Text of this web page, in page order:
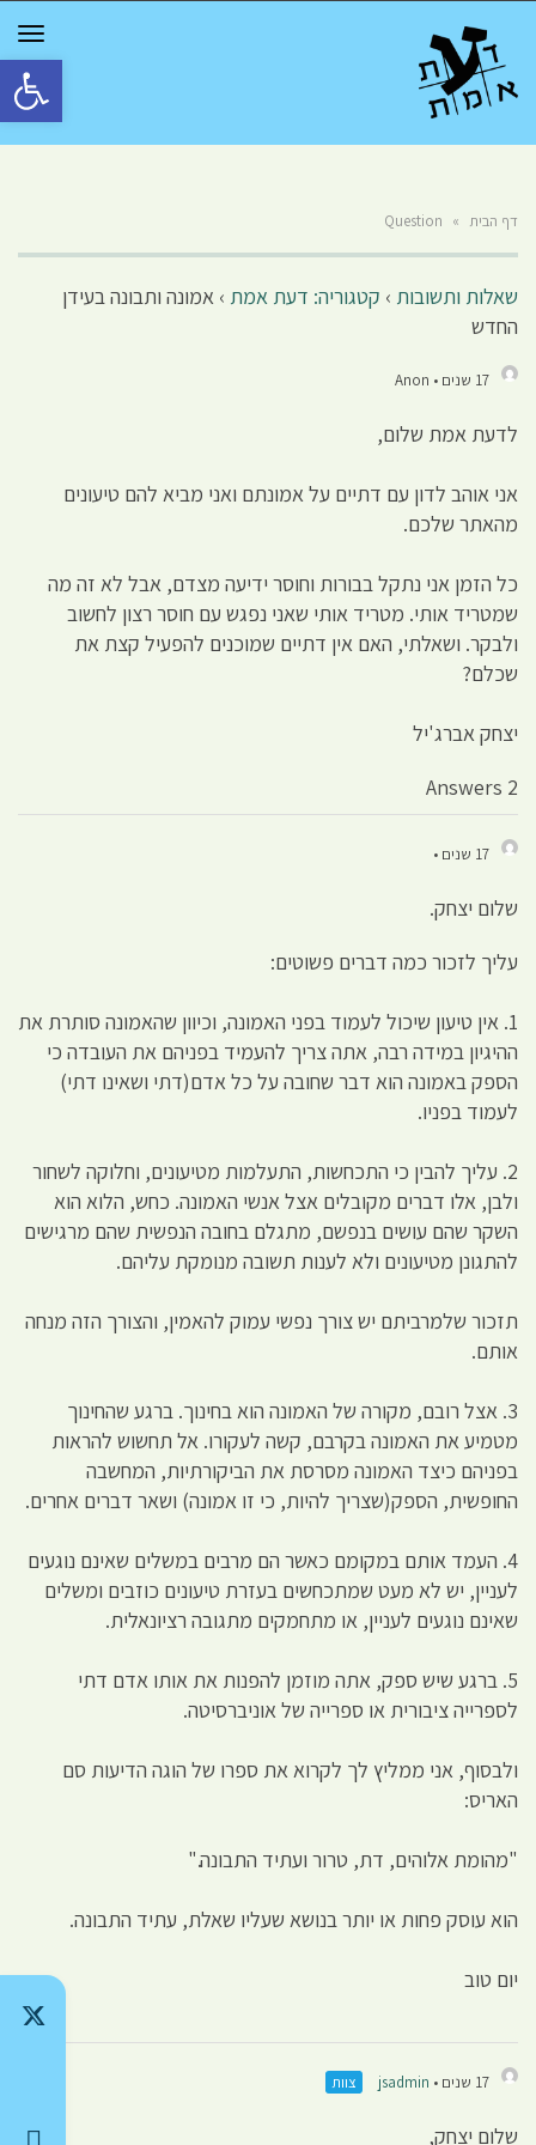
פתח
דף הבית »
Question
שאלות ותשובות › קטגוריה: דעת אמת › אמונה ותבונה בעידן
החדש
17 שנים • Anon
לדעת אמת שלום,
אני אוהב לדון עם דתיים על אמונתם ואני מביא להם טיעונים
מהאתר שלכם.
כל הזמן אני נתקל בבורות וחוסר ידיעה מצדם, אבל לא זה מה
שמטריד אותי. מטריד אותי שאני נפגש עם חוסר רצון לחשוב
ולבקר. ושאלתי, האם אין דתיים שמוכנים להפעיל קצת את
שכלם?
יצחק אברג'יל
2 Answers
17 שנים •
שלום יצחק.
עליך לזכור כמה דברים פשוטים:
1. אין טיעון שיכול לעמוד בפני האמונה, וכיוון שהאמונה סותרת את
ההיגיון במידה רבה, אתה צריך להעמיד בפניהם את העובדה כי
הספק באמונה הוא דבר שחובה על כל אדם(דתי ושאינו דתי)
לעמוד בפניו.
2. עליך להבין כי התכחשות, התעלמות מטיעונים, וחלוקה לשחור
ולבן, אלו דברים מקובלים אצל אנשי האמונה. כחש, הלוא הוא
השקר שהם עושים בנפשם, מתגלם בחובה הנפשית שהם מרגישים
להתגונן מטיעונים ולא לענות תשובה מנומקת עליהם.
תזכור שלמרביתם יש צורך נפשי עמוק להאמין, והצורך הזה מנחה
אותם.
3. אצל רובם, מקורה של האמונה הוא בחינוך. ברגע שהחינוך
מטמיע את האמונה בקרבם, קשה לעקורו. אל תחשוש להראות
בפניהם כיצד האמונה מסרסת את הביקורתיות, המחשבה
החופשית, הספק(שצריך להיות, כי זו אמונה) ושאר דברים אחרים.
4. העמד אותם במקומם כאשר הם מרבים במשלים שאינם נוגעים
לעניין, יש לא מעט שמתכחשים בעזרת טיעונים כוזבים ומשלים
שאינם נוגעים לעניין, או מתחמקים מתגובה רציונאלית.
5. ברגע שיש ספק, אתה מוזמן להפנות את אותו אדם דתי
לספרייה ציבורית או ספרייה של אוניברסיטה.
ולבסוף, אני ממליץ לך לקרוא את ספרו של הוגה הדיעות סם
האריס:
"מהומת אלוהים, דת, טרור ועתיד התבונה."
הוא עוסק פחות או יותר בנושא שעליו שאלת, עתיד התבונה.
יום טוב
17 שנים • jsadmin צוות
שלום יצחק,